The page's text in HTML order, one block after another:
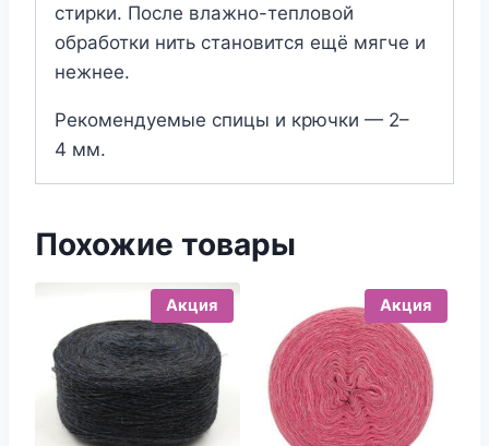
стирки. После влажно-тепловой
обработки нить становится ещё мягче и
нежнее.
Рекомендуемые спицы и крючки — 2–
4 мм.
Похожие товары
Акция Акция